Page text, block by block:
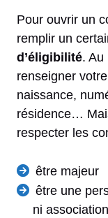
Pour ouvrir un
remplir un
d’éligibilité. Au
renseigner
naissance,
résidence…
respecter les
être majeur
être une
ni